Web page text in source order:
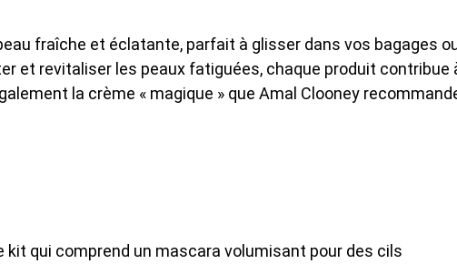
fraîche et éclatante, parfait à glisser dans vos bagages
et revitaliser les peaux fatiguées, chaque produit contribue
la crème « magique » que Amal Clooney
qui comprend un mascara volumisant pour des cils